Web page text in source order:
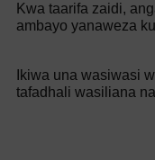
Kwa taarifa zaidi,
ambayo yanaweza
Ikiwa una wasiwasi
tafadhali wasiliana